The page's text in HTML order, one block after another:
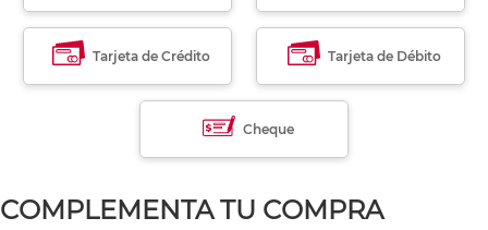
Tarjeta de Crédito Tarjeta de Débito
Cheque
COMPLEMENTA TU COMPRA